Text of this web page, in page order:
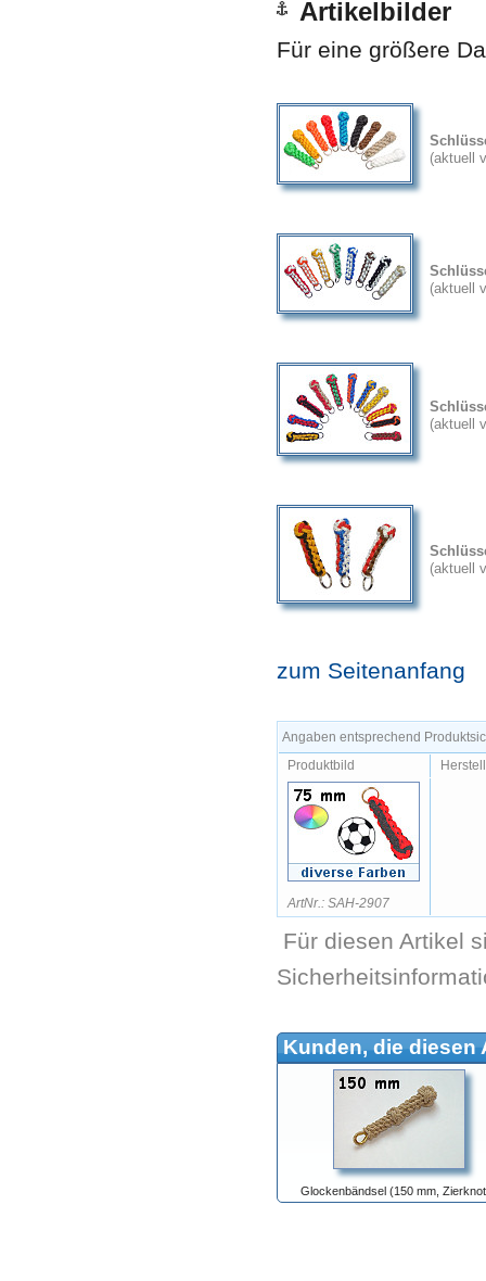
Artikelbilder
Für eine größere
(aktuell
(aktuell
(aktuell
(aktuell
zum Seitenanfang
Angaben entsprechend
Produktbild
ArtNr.: SAH-2907
Für diesen Artikel
Kunden, die diesen
Glockenbändsel (150 mm,